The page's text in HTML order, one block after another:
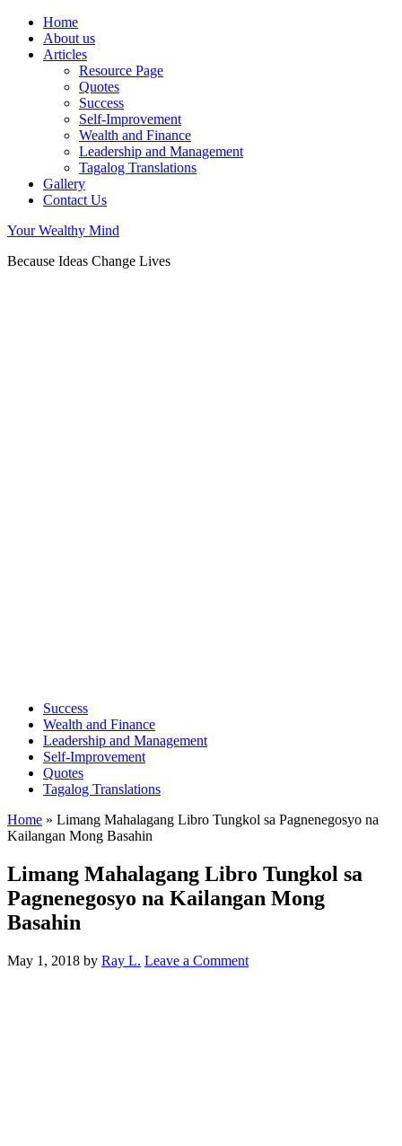
Home
About us
Articles
Resource Page
Quotes
Success
Self-Improvement
Wealth and Finance
Leadership and Management
Tagalog Translations
Gallery
Contact Us
Your Wealthy Mind
Because Ideas Change Lives
Success
Wealth and Finance
Leadership and Management
Self-Improvement
Quotes
Tagalog Translations
Home » Limang Mahalagang Libro Tungkol sa Pagnenegosyo na
Kailangan Mong Basahin
Limang Mahalagang Libro Tungkol sa
Pagnenegosyo na Kailangan Mong
Basahin
May 1, 2018 by Ray L. Leave a Comment